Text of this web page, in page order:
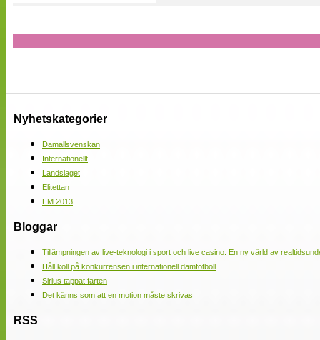
Nyhetskategorier
Damallsvenskan
Internationellt
Landslaget
Elitettan
EM 2013
Bloggar
Tillämpningen av live-teknologi i sport och live casino: En ny värld av
Håll koll på konkurrensen i internationell damfotboll
Sirius tappat farten
Det känns som att en motion måste skrivas
RSS